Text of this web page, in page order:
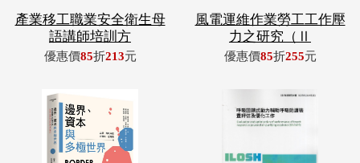
產業移工職業安全衛生母
語講師培訓方
優惠價85折213元
風電運維作業勞工工作壓
力之研究（Ⅱ
優惠價85折255元